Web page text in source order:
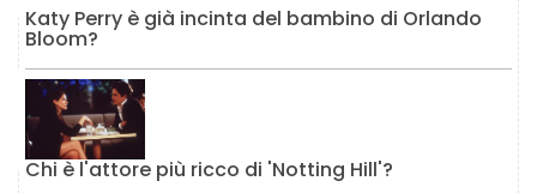
Katy Perry è già incinta del bambino di Orlando
Bloom?
Chi è l'attore più ricco di 'Notting Hill'?